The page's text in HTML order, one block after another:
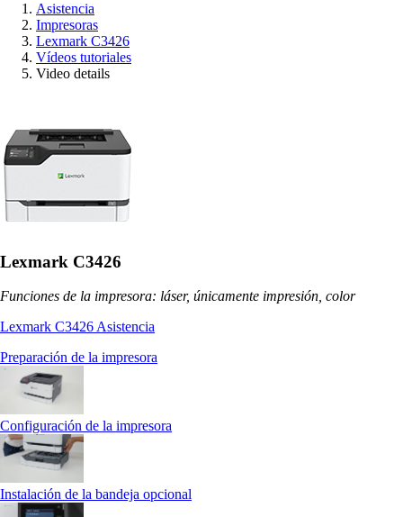
Asistencia
Impresoras
Lexmark C3426
Vídeos tutoriales
Video details
Lexmark C3426
Funciones de la impresora: láser, únicamente impresión, color
Lexmark C3426 Asistencia
Preparación de la impresora
Configuración de la impresora
Instalación de la bandeja opcional